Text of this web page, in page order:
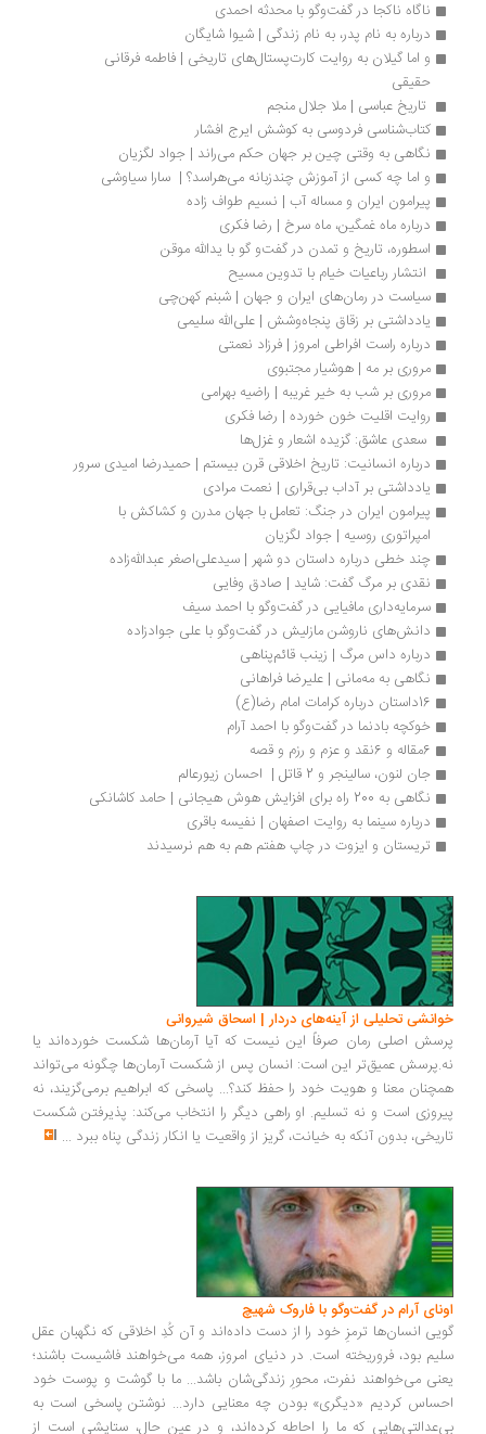
ناگاه ناکجا در گفت‌وگو با محدثه احمدی
درباره به نام پدر، به نام زندگی | شیوا شایگان
و اما گیلان به روایت کارت‌پستال‌های تاریخی | فاطمه فرقانی
تاریخ عباسی | ملا جلال منجم
کتاب‌شناسی فردوسی به کوشش ایرج افشار
نگاهی به وقتی چین بر جهان حکم می‌راند | جواد لگزیان
و اما چه کسی از آموزش چندزبانه می‌هراسد؟ |  سارا سیاوشی
پیرامون ایران و مساله آب | نسیم طواف زاده
درباره ماه غمگین، ماه سرخ | رضا فکری
اسطوره، تاریخ و تمدن در گفت‌و گو با یدالله موقن
انتشار رباعیات خیام با تدوین مسیح
سیاست در رمان‌های ایران و جهان | شبنم کهن‌چی
یادداشتی بر زقاق پنجاه‌و‌شش | علی‌الله سلیمی
درباره راست افراطی امروز | فرزاد نعمتی
مروری بر مه | هوشیار مجتبوی
مروری بر شب به خیر غریبه | راضیه بهرامی
روایت اقلیت خون خورده | رضا فکری
سعدی عاشق: گزیده اشعار و غزل‌ها
درباره انسانیت: تاریخ اخلاقی قرن بیستم | حمیدرضا امیدی سرور
یادداشتی بر آداب بی‌قراری | نعمت مرادی
پیرامون ایران در جنگ: تعامل با جهان مدرن و کشاکش با
امپراتوری روسیه | جواد لگزیان
چند خطی درباره داستان دو شهر | سیدعلی‌اصغر عبدالله‌زاده
نقدی بر مرگ گفت: شاید | صادق وفایی
سرمایه‌داری مافیایی در گفت‌و‌گو با احمد سیف
دانش‌های ناروشن مازلیش در گفت‌و‌گو با علی جوادزاده
درباره داس مرگ | زینب قائم‌پناهی
نگاهی به مه‌مانی | علیرضا فراهانی
خوکچه‌ بادنما در گفت‌وگو با احمد آرام
جان لنون، سالینجر و 2 قاتل |  احسان زیورعالم
نگاهی به 200 راه برای افزایش هوش هیجانی | حامد کاشانکی
درباره سینما به روایت اصفهان | نفیسه باقری
تریستان و ایزوت در چاپ هفتم هم به هم نرسیدند
تحلیلی از آینه‌های دردار | اسحاق شیروانی
اصلی رمان صرفاً این نیست که آیا آرمان‌ها شکست خورده‌اند یا
عمیق‌تر این است: انسان پس از شکست آرمان‌ها چگونه می‌تواند
معنا و هویت خود را حفظ کند؟... پاسخی که ابراهیم برمی‌گزیند، نه
است و نه تسلیم. او راهی دیگر را انتخاب می‌کند: پذیرفتن شکست
بدون آنکه به خیانت، گریز از واقعیت یا انکار زندگی پناه ببرد...
آرام در گفت‌وگو با فاروک شهیچ‭
انسان‌ها ترمزِ خود را از دست داده‌اند و آن کُدِ اخلاقی که نگهبان عقل
بود، فروریخته است. در دنیای امروز، همه می‌خواهند فاشیست باشند؛
می‌خواهند نفرت، محورِ زندگی‌شان باشد... ما با گوشت و پوست خود
کردیم «دیگری» بودن چه معنایی دارد... نوشتن پاسخی است به
که ما را احاطه کرده‌اند، و در عین حال، ستایشی است از